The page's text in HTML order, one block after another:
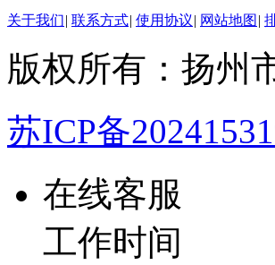
关于我们| 联系方式| 使用协议| 网站地图 |
版权所有：扬州
苏ICP备
在线客服
工作时间